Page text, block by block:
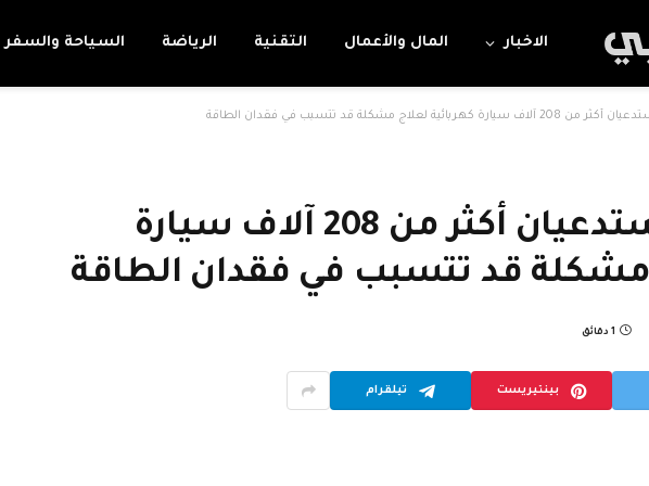
الاخبار المال والأعمال التقنية الرياضة السياحة والسفر
لعلاج مشكلة قد تتسبب في فقدان الطاقة
هيونداي وكيا تستدعيان أكثر من 208 آلاف سيارة
مشكلة قد تتسبب في فقدان الطاقة
1 دقائق
بينتيريست تيلقرام